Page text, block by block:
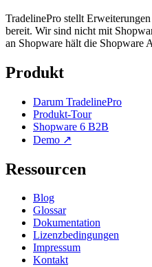
TradelinePro stellt
bereit. Wir sind nicht mit
an Shopware hält die Shopware
Produkt
Darum TradelinePro
Produkt-Tour
Shopware 6 B2B
Demo ↗
Ressourcen
Blog
Glossar
Dokumentation
Lizenzbedingungen
Impressum
Kontakt